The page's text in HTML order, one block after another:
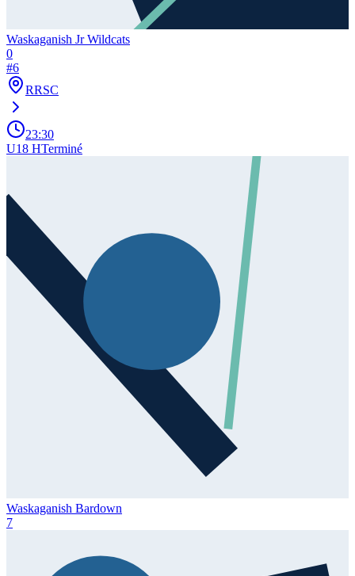
Waskaganish Jr Wildcats
0
#6
RRSC
23:30
U18 HTerminé
Waskaganish Bardown
7